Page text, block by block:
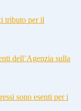
tributo per il
dell’Agenzia sulla
sono esenti per i